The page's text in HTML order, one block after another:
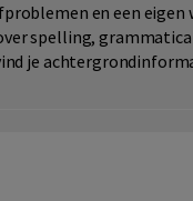
en een eigen
spelling,
je